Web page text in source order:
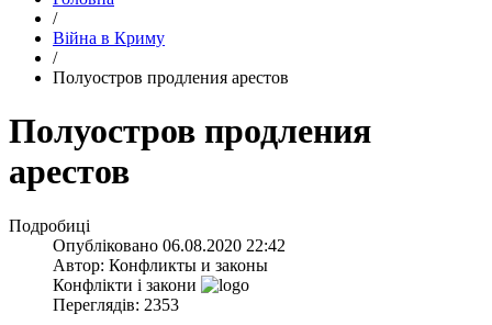
/
Війна в Криму
/
​Полуостров продления арестов
​Полуостров продления
арестов
Подробиці
Опубліковано 06.08.2020 22:42
Автор: Конфликты и законы
Конфлікти і закони
Переглядів: 2353